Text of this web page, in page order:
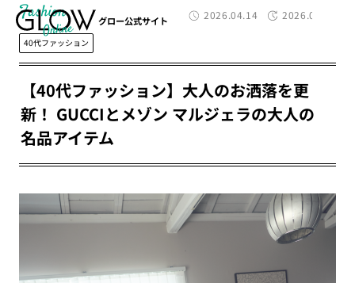
グロー公式サイト 2026.04.14 2026.04.16
Fashion
40代ファッション
【40代ファッション】大人のお洒落を更
新！ GUCCIとメゾン マルジェラの大人の
名品アイテム